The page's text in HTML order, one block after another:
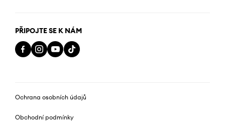
PŘIPOJTE SE K NÁM
Ochrana osobních údajů
Obchodní podmínky